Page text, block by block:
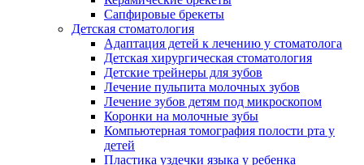
Сапфировые брекеты
Детская стоматология
Адаптация детей к лечению у стоматолога
Детская хирургическая стоматология
Детские трейнеры для зубов
Лечение пульпита молочных зубов
Лечение зубов детям под микроскопом
Коронки на молочные зубы
Компьютерная томография полости рта у
детей
Пластика уздечки языка у ребенка